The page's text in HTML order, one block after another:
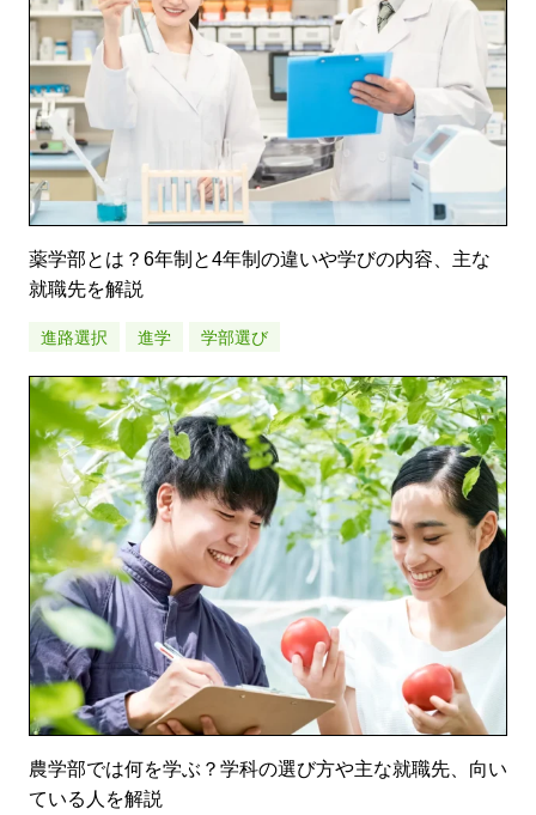
薬学部とは？6年制と4年制の違いや学びの内容、主な
就職先を解説
進路選択 進学 学部選び
農学部では何を学ぶ？学科の選び方や主な就職先、向い
ている人を解説